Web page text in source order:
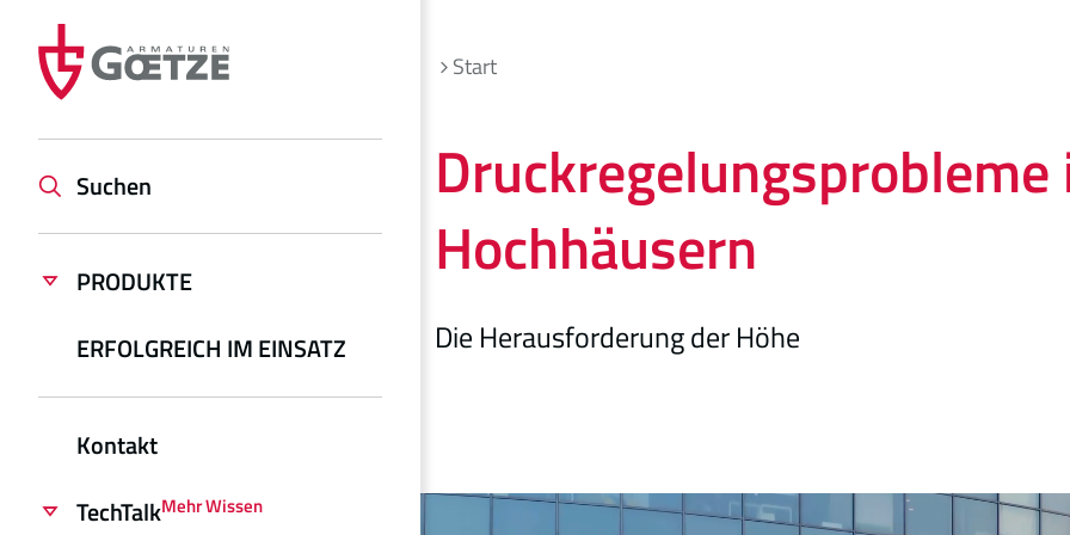
PRODUKTE
ERFOLGREICH IM EINSATZ
Kontakt
TechTalkMehr Wissen
Suchen
Start
Druckregelungsprobleme
Hochhäusern
Die Herausforderung der Höhe